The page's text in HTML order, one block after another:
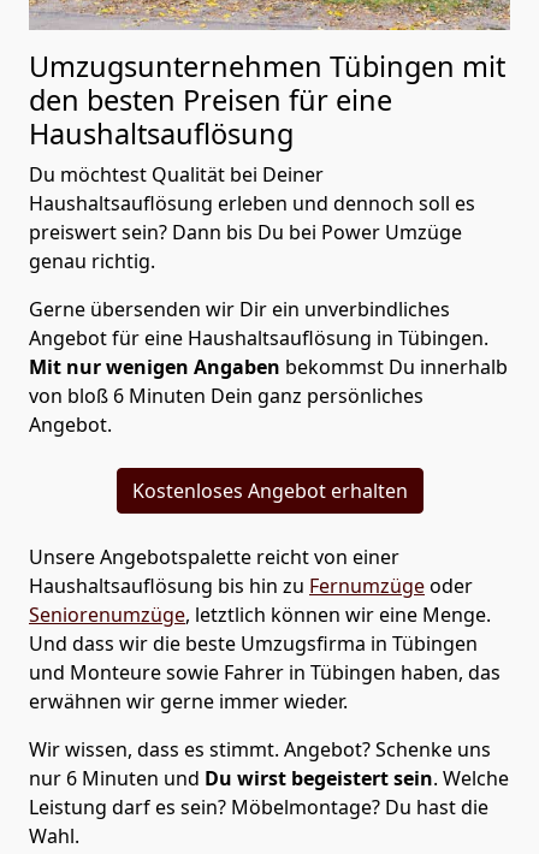
Umzugsunternehmen Tübingen mit
den besten Preisen für eine
Haushaltsauflösung
Du möchtest Qualität bei Deiner
Haushaltsauflösung erleben und dennoch soll es
preiswert sein? Dann bis Du bei Power Umzüge
genau richtig.
Gerne übersenden wir Dir ein unverbindliches
Angebot für eine Haushaltsauflösung in Tübingen.
Mit nur wenigen Angaben bekommst Du innerhalb
von bloß 6 Minuten Dein ganz persönliches
Angebot.
Kostenloses Angebot erhalten
Unsere Angebotspalette reicht von einer
Haushaltsauflösung bis hin zu Fernumzügeoder
Seniorenumzüge, letztlich können wir eine Menge.
Und dass wir die beste Umzugsfirma in Tübingen
und Monteure sowie Fahrer in Tübingen haben, das
erwähnen wir gerne immer wieder.
Wir wissen, dass es stimmt. Angebot? Schenke uns
nur 6 Minuten und Du wirst begeistert sein. Welche
Leistung darf es sein? Möbelmontage? Du hast die
Wahl.